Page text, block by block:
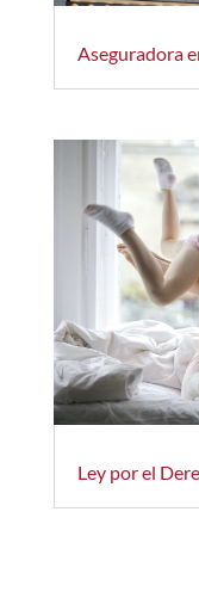
Aseguradora
Ley por el